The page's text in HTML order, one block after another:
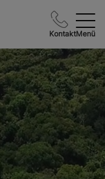
KontaktMenü